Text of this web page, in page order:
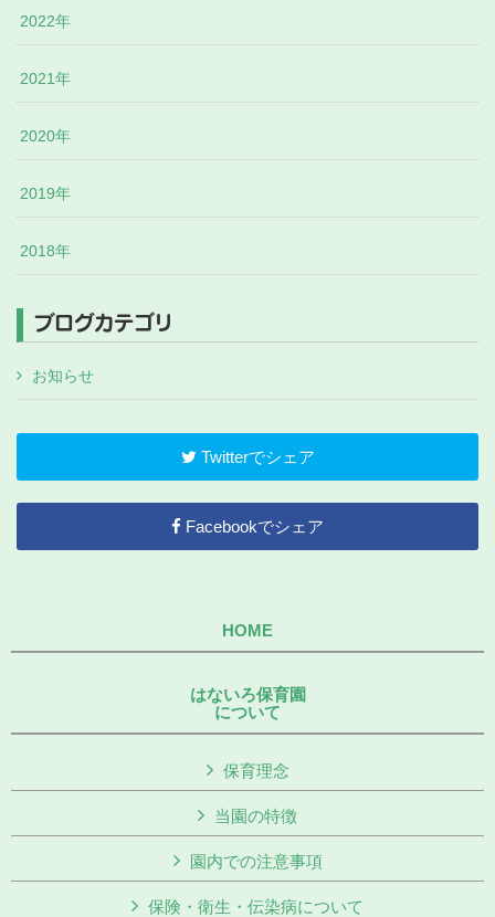
2022年
2021年
2020年
2019年
2018年
ブログカテゴリ
お知らせ
Twitterでシェア
Facebookでシェア
HOME
はないろ保育園
について
保育理念
当園の特徴
園内での注意事項
保険・衛生・伝染病について